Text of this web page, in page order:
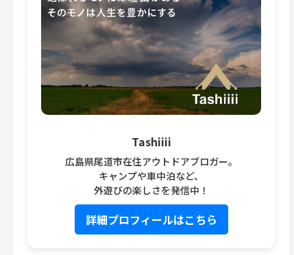
Tashiiii
広島県尾道市在住アウトドアブロガー。
キャンプや車中泊など、
外遊びの楽しさを発信中！
詳細プロフィールはこちら